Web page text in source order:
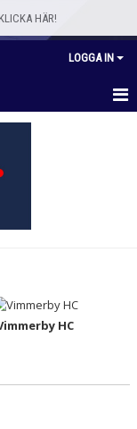
HÄR!
LOGGA IN
HC